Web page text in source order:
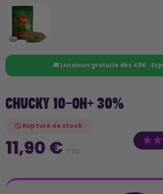
🚚 Livraison gratuite dès 49€ ·
CHUCKY 10-OH+ 30%
Rupture de stock
11,90 € TTC